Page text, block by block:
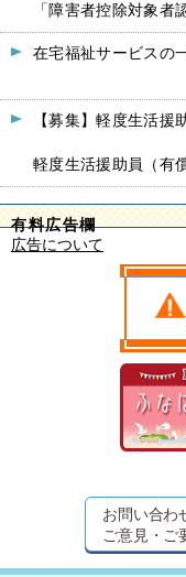
「障害者控除対象者
在宅福祉サービスの
【募集】軽度生活
軽度生活援助員（有
有料広告欄
広告について
お問い合わ
ご意見・ご